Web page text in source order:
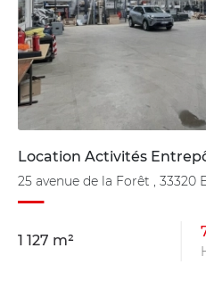
Location Activités
25 avenue de la Forêt , 33320
1 127 m²